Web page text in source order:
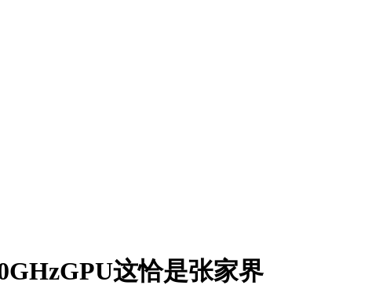
这恰是张家界